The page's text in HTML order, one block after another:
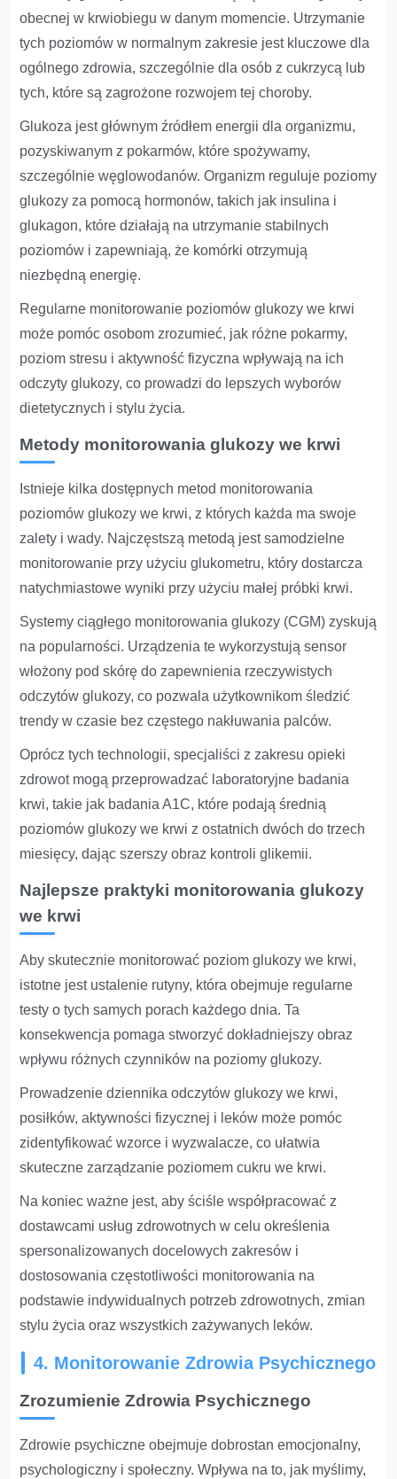
obecnej w krwiobiegu w danym momencie. Utrzymanie
tych poziomów w normalnym zakresie jest kluczowe dla
ogólnego zdrowia, szczególnie dla osób z cukrzycą lub
tych, które są zagrożone rozwojem tej choroby.
Glukoza jest głównym źródłem energii dla organizmu,
pozyskiwanym z pokarmów, które spożywamy,
szczególnie węglowodanów. Organizm reguluje poziomy
glukozy za pomocą hormonów, takich jak insulina i
glukagon, które działają na utrzymanie stabilnych
poziomów i zapewniają, że komórki otrzymują
niezbędną energię.
Regularne monitorowanie poziomów glukozy we krwi
może pomóc osobom zrozumieć, jak różne pokarmy,
poziom stresu i aktywność fizyczna wpływają na ich
odczyty glukozy, co prowadzi do lepszych wyborów
dietetycznych i stylu życia.
Metody monitorowania glukozy we krwi
Istnieje kilka dostępnych metod monitorowania
poziomów glukozy we krwi, z których każda ma swoje
zalety i wady. Najczęstszą metodą jest samodzielne
monitorowanie przy użyciu glukometru, który dostarcza
natychmiastowe wyniki przy użyciu małej próbki krwi.
Systemy ciągłego monitorowania glukozy (CGM) zyskują
na popularności. Urządzenia te wykorzystują sensor
włożony pod skórę do zapewnienia rzeczywistych
odczytów glukozy, co pozwala użytkownikom śledzić
trendy w czasie bez częstego nakłuwania palców.
Oprócz tych technologii, specjaliści z zakresu opieki
zdrowot mogą przeprowadzać laboratoryjne badania
krwi, takie jak badania A1C, które podają średnią
poziomów glukozy we krwi z ostatnich dwóch do trzech
miesięcy, dając szerszy obraz kontroli glikemii.
Najlepsze praktyki monitorowania glukozy
we krwi
Aby skutecznie monitorować poziom glukozy we krwi,
istotne jest ustalenie rutyny, która obejmuje regularne
testy o tych samych porach każdego dnia. Ta
konsekwencja pomaga stworzyć dokładniejszy obraz
wpływu różnych czynników na poziomy glukozy.
Prowadzenie dziennika odczytów glukozy we krwi,
posiłków, aktywności fizycznej i leków może pomóc
zidentyfikować wzorce i wyzwalacze, co ułatwia
skuteczne zarządzanie poziomem cukru we krwi.
Na koniec ważne jest, aby ściśle współpracować z
dostawcami usług zdrowotnych w celu określenia
spersonalizowanych docelowych zakresów i
dostosowania częstotliwości monitorowania na
podstawie indywidualnych potrzeb zdrowotnych, zmian
stylu życia oraz wszystkich zażywanych leków.
4. Monitorowanie Zdrowia Psychicznego
Zrozumienie Zdrowia Psychicznego
Zdrowie psychiczne obejmuje dobrostan emocjonalny,
psychologiczny i społeczny. Wpływa na to, jak myślimy,